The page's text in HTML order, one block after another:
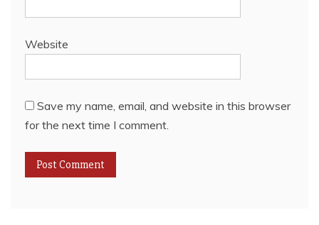
Website
Save my name, email, and website in this browser
for the next time I comment.